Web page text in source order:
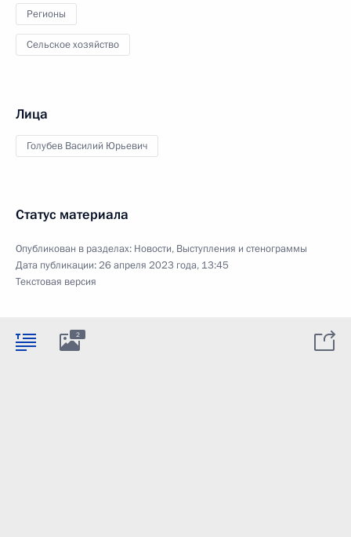
Регионы
Сельское хозяйство
Лица
Голубев Василий Юрьевич
Статус материала
Опубликован в разделах: Новости, Выступления и стенограммы
Дата публикации:26 апреля 2023 года, 13:45
Текстовая версия
2